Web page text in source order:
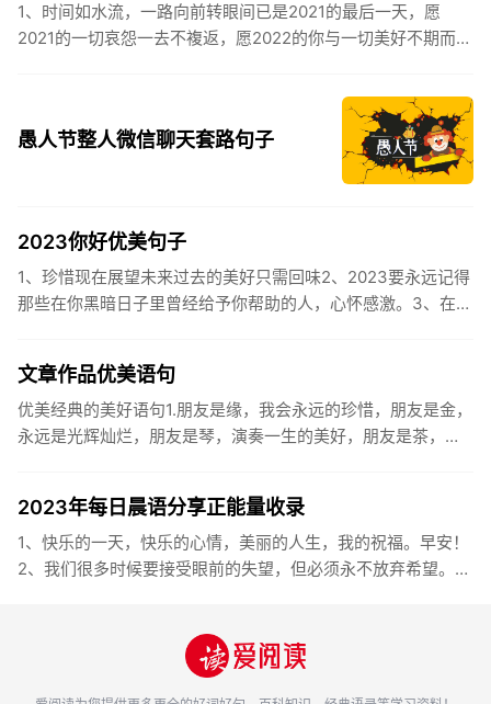
1、时间如水流，一路向前转眼间已是2021的最后一天，愿
2021的一切哀怨一去不複返，愿2022的你与一切美好不期而
愚人节整人微信聊天套路句子
2023你好优美句子
1、珍惜现在展望未来过去的美好只需回味2、2023要永远记得
那些在你黑暗日子里曾经给予你帮助的人，心怀感激。3、在苦
文章作品优美语句
优美经典的美好语句1.朋友是缘，我会永远的珍惜，朋友是金，
永远是光辉灿烂，朋友是琴，演奏一生的美好，朋友是茶，品
2023年每日晨语分享正能量收录
1、快乐的一天，快乐的心情，美丽的人生，我的祝福。早安！
2、我们很多时候要接受眼前的失望，但必须永不放弃希望。早